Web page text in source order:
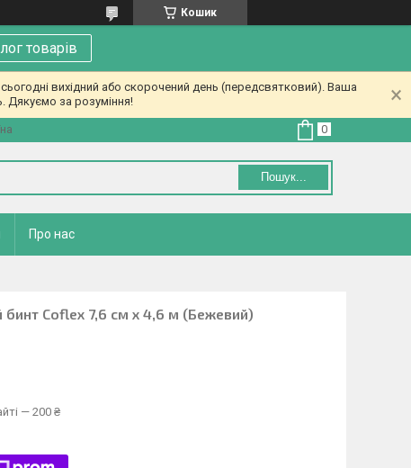
Кошик
товарів
вихідний або скорочений день (передсвятковий). Ваша
Дякуємо за розуміння!
Пошук...
Про нас
бинт Coflex 7,6 см х 4,6 м (Бежевий)
— 200 ₴